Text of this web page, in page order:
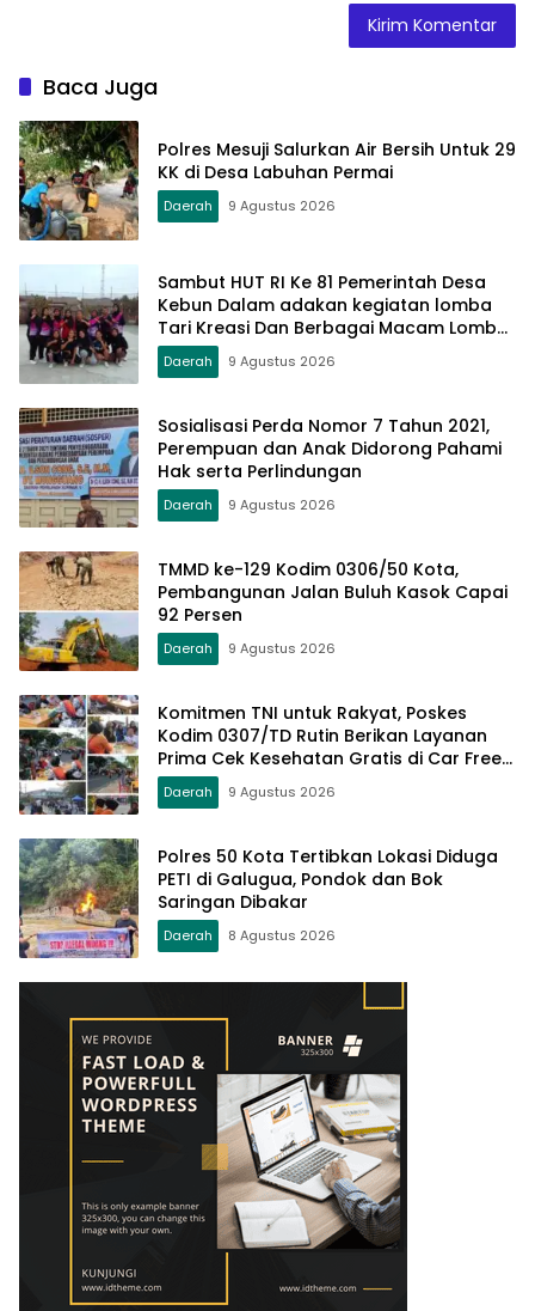
Baca Juga
Polres Mesuji Salurkan Air Bersih Untuk 29
KK di Desa Labuhan Permai
Daerah 9 Agustus 2026
Sambut HUT RI Ke 81 Pemerintah Desa
Kebun Dalam adakan kegiatan lomba
Tari Kreasi Dan Berbagai Macam Lomba
Lainnya
Daerah 9 Agustus 2026
Sosialisasi Perda Nomor 7 Tahun 2021,
Perempuan dan Anak Didorong Pahami
Hak serta Perlindungan
Daerah 9 Agustus 2026
TMMD ke-129 Kodim 0306/50 Kota,
Pembangunan Jalan Buluh Kasok Capai
92 Persen
Daerah 9 Agustus 2026
Komitmen TNI untuk Rakyat, Poskes
Kodim 0307/TD Rutin Berikan Layanan
Prima Cek Kesehatan Gratis di Car Free
Day Setiap Minggu
Daerah 9 Agustus 2026
Polres 50 Kota Tertibkan Lokasi Diduga
PETI di Galugua, Pondok dan Bok
Saringan Dibakar
Daerah 8 Agustus 2026